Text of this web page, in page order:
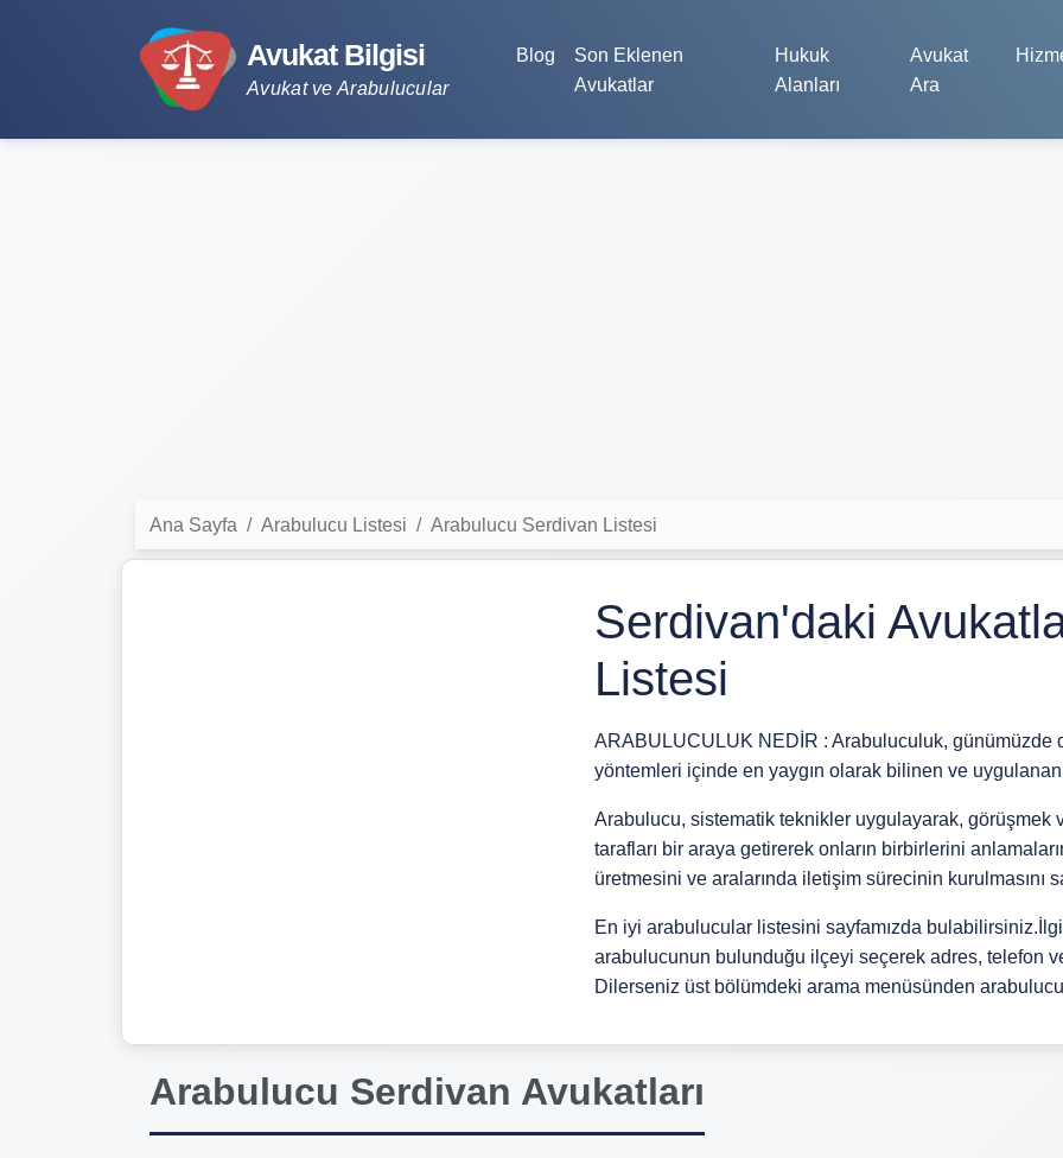
Avukat Bilgisi
Avukat ve Arabulucular
Blog
Son Eklenen
Avukatlar
Hukuk
Alanları
Avukat
Ara
Ana Sayfa Arabulucu Listesi Arabulucu Serdivan Listesi
Serdivan'daki
Listesi
ARABULUCULUK NEDİR : Arabuluculuk, günümüzde
yöntemleri içinde en yaygın olarak bilinen ve
Arabulucu, sistematik teknikler uygulayarak, görüşmek
tarafları bir araya getirerek onların birbirlerini
üretmesini ve aralarında iletişim sürecinin kurulmasını
En iyi arabulucular listesini sayfamızda
arabulucunun bulunduğu ilçeyi seçerek adres, telefon
Dilerseniz üst bölümdeki arama menüsünden
Arabulucu Serdivan Avukatları